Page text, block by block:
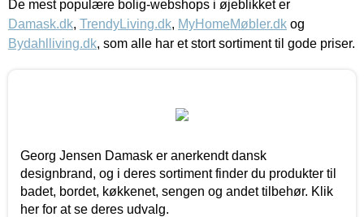
De mest populære bolig-webshops i øjeblikket er
Damask.dk, TrendyLiving.dk, MyHomeMøbler.dk og
Bydahlliving.dk, som alle har et stort sortiment til gode priser.
Georg Jensen Damask er anerkendt dansk
designbrand, og i deres sortiment finder du produkter til
badet, bordet, køkkenet, sengen og andet tilbehør. Klik
her for at se deres udvalg.